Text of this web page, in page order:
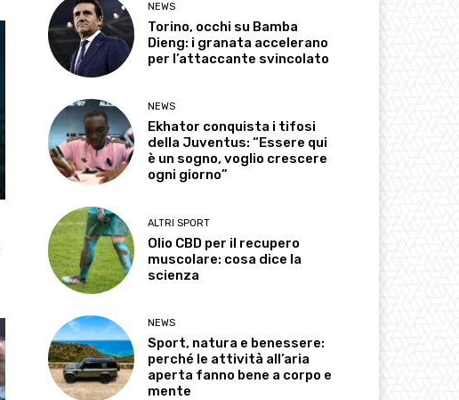
NEWS
Torino, occhi su Bamba
Dieng: i granata accelerano
per l’attaccante svincolato
NEWS
Ekhator conquista i tifosi
della Juventus: “Essere qui
è un sogno, voglio crescere
ogni giorno”
ALTRI SPORT
Olio CBD per il recupero
muscolare: cosa dice la
scienza
NEWS
Sport, natura e benessere:
perché le attività all’aria
aperta fanno bene a corpo e
mente